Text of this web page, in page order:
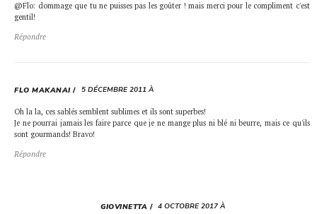
@Flo: dommage que tu ne puisses pas les goûter ! mais merci pour le compliment c'est
gentil!
Répondre
FLO MAKANAI 5 DÉCEMBRE 2011 À
Oh la la, ces sablés semblent sublimes et ils sont superbes!
Je ne pourrai jamais les faire parce que je ne mange plus ni blé ni beurre, mais ce qu'ils
sont gourmands! Bravo!
Répondre
GIOVINETTA 4 OCTOBRE 2017 À